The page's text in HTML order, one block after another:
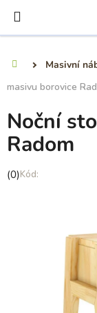
obsah
Masivní
masivu borovice
Noční
Radom
Průměrné
(0)